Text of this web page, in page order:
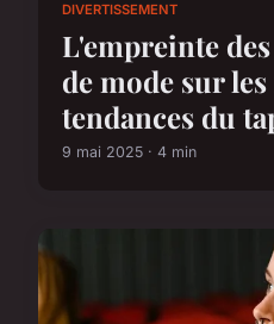
DIVERTISSEMENT
L'empreinte
de mode sur
tendances du
9 mai 2025 · 4 min